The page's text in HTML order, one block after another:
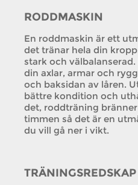
RODDMASKIN
En roddmaskin är ett
det tränar hela din
stark och
din axlar, armar och
och baksidan av låren.
bättre kondition och
det, roddträning
timmen så det är en
du vill gå ner i vikt.